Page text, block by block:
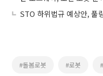
#돌봄로봇 #로봇